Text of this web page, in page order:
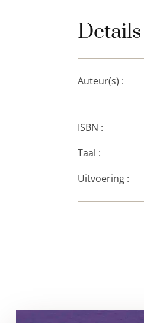
Details
Auteur(s) :
ISBN :
Taal :
Uitvoering :